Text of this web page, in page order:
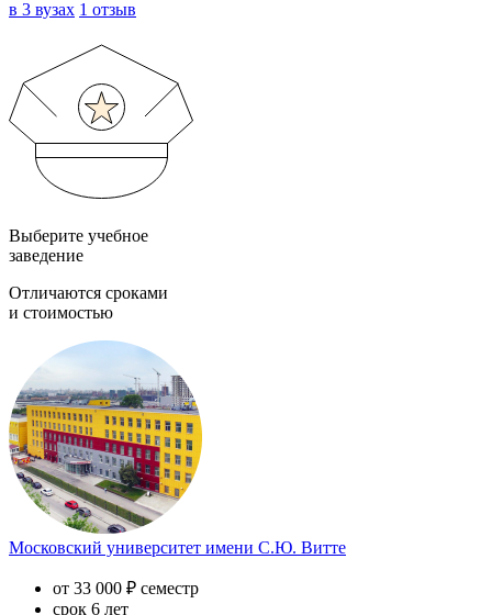
в 3 вузах 1 отзыв
Выберите учебное
заведение
Отличаются сроками
и стоимостью
Московский университет имени С.Ю. Витте
от 33 000 ₽ семестр
срок 6 лет